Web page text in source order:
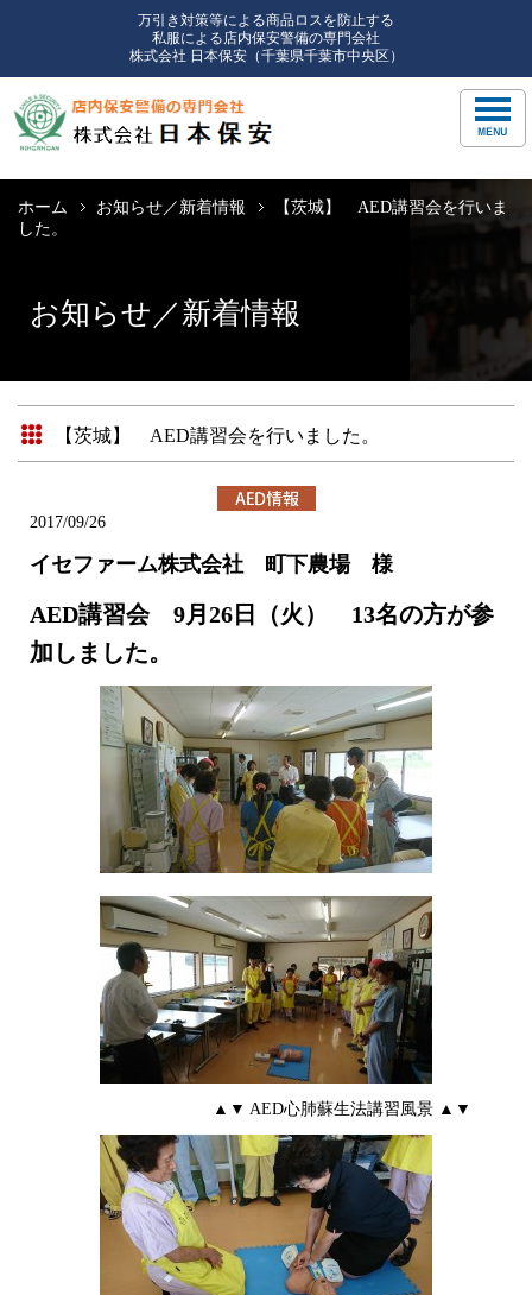
万引き対策等による商品ロスを防止する
私服による店内保安警備の専門会社
株式会社 日本保安（千葉県千葉市中央区）
ホーム お知らせ／新着情報
【茨城】 AED講習会を行いま
した。
お知らせ／新着情報
【茨城】 AED講習会を行いました。
2017/09/26
イセファーム株式会社 町下農場 様
AED講習会 9月26日（火） 13名の方が参
加しました。
▲▼ AED心肺蘇生法講習風景 ▲▼